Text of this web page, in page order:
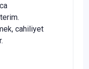
cahiliyet